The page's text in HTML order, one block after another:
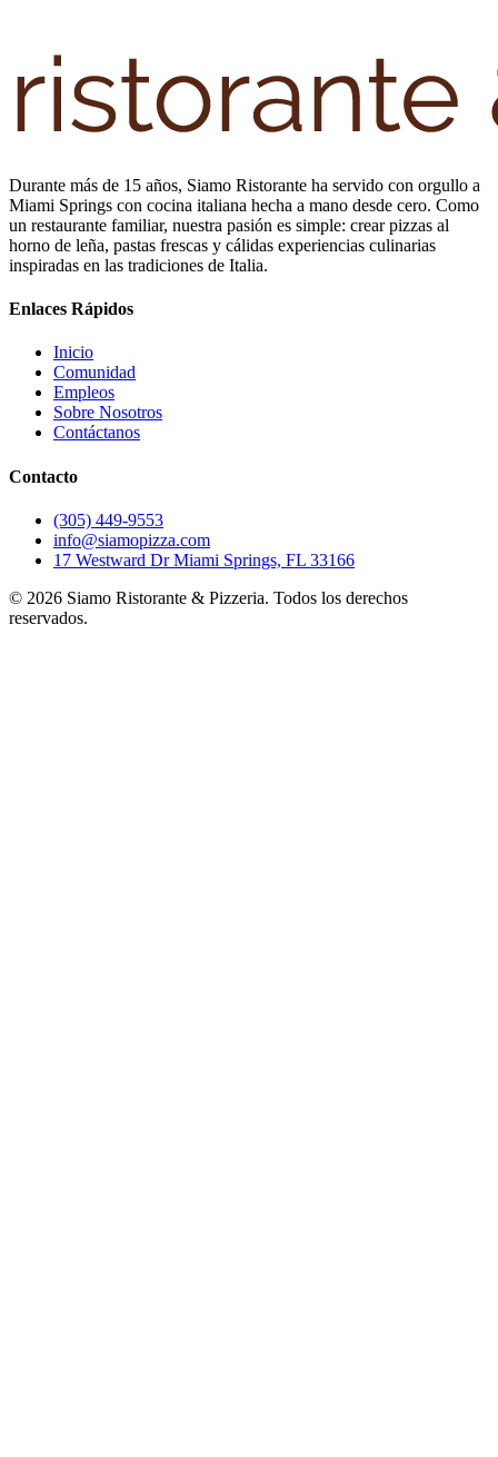
Durante más de 15 años, Siamo Ristorante ha servido con orgullo a
Miami Springs con cocina italiana hecha a mano desde cero. Como
un restaurante familiar, nuestra pasión es simple: crear pizzas al
horno de leña, pastas frescas y cálidas experiencias culinarias
inspiradas en las tradiciones de Italia.
Enlaces Rápidos
Inicio
Comunidad
Empleos
Sobre Nosotros
Contáctanos
Contacto
(305) 449-9553
info@siamopizza.com
17 Westward Dr Miami Springs, FL 33166
© 2026 Siamo Ristorante & Pizzeria. Todos los derechos
reservados.